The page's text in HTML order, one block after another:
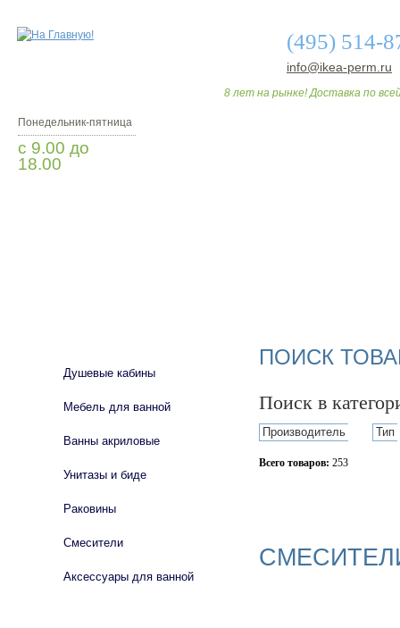
(495) 514-
info@ikea-perm.ru
8 лет на рынке! Доставка по
Понедельник-пятница
с 9.00 до
18.00
ПОИСК
Поиск в
Производитель Тип
Всего товаров: 253
Душевые кабины
Мебель для ванной
Ванны акриловые
Унитазы и биде
Раковины
Смесители
Аксессуары для ванной